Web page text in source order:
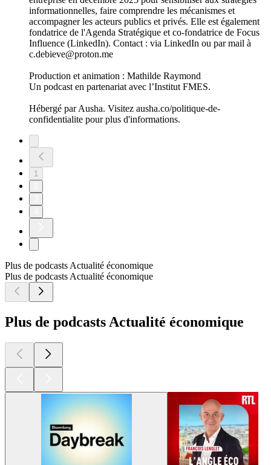
La Course fête sa première année ! Pour marquer cet
anniversaire, nous vous proposons un épisode inédit où les
rôles sont inversés : Brice Delamare reçoit Mathilde
Raymond, créatrice et productrice du podcast, pour lever le
voile sur les coulisses du projet, ses ambitions, et les
enseignements tirés de cette première année d’aventure.
Merci pour votre écoute fidèle cette année. A très vite pour de
nouveaux épisodes !
Production et animation : Mathilde Raymond
Un podcast en partenariat avec l’Institut FMES.
Hébergé par Ausha. Visitez ausha.co/politique-de-
confidentialite pour plus d'informations.
Economie de l’attention : Quand la désinformation devient
rentable
21/01/2026|39 min
Le temps d’attention est devenu une ressource exploitable
pour servir des stratégies de puissance – mais pas seulement.
s’impose comme un outil rentable, capable de déstabiliser les
entreprises et de fragiliser les institutions.
Mathilde Raymond reçoit Chloé Debiève, consultante et
conférencière spécialisée en influence, lutte informationnelle
et lutte contre les manipulations de l'information.